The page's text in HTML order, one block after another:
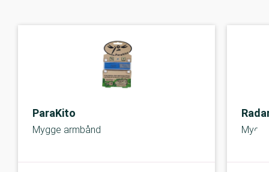
ParaKito
Mygge armbånd